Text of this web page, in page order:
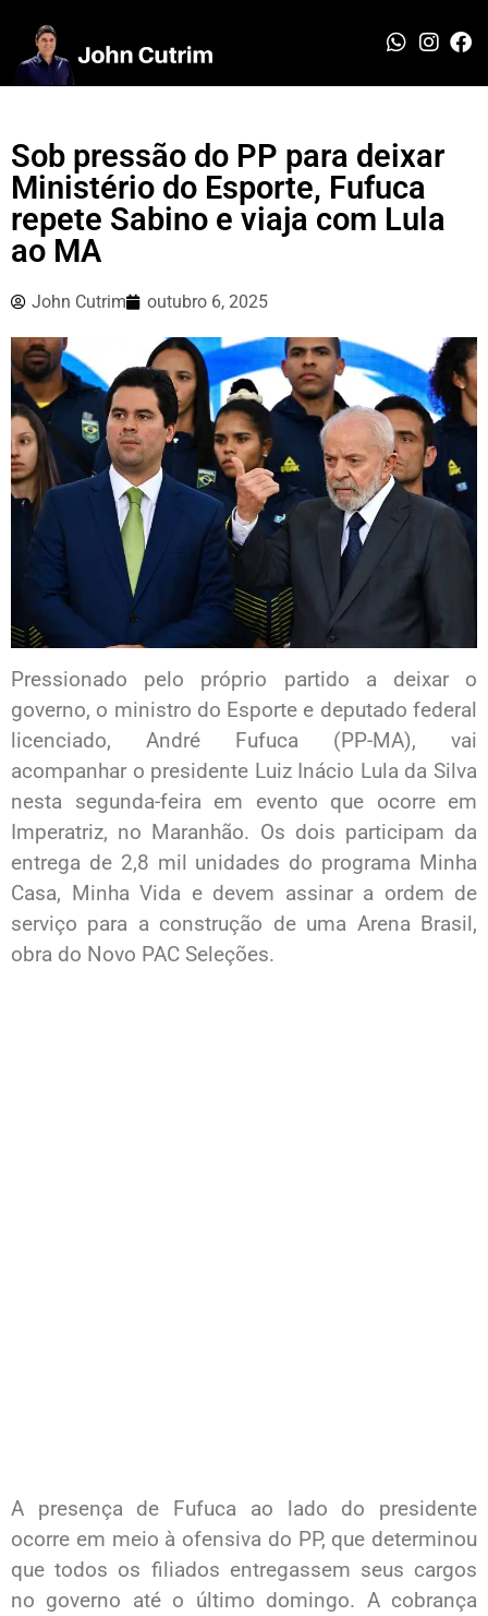
Sob pressão do PP para deixar
Ministério do Esporte, Fufuca
repete Sabino e viaja com Lula
ao MA
John Cutrim outubro 6, 2025
Pressionado pelo próprio partido a deixar o
governo, o ministro do Esporte e deputado federal
licenciado, André Fufuca (PP-MA), vai
acompanhar o presidente Luiz Inácio Lula da Silva
nesta segunda-feira em evento que ocorre em
Imperatriz, no Maranhão. Os dois participam da
entrega de 2,8 mil unidades do programa Minha
Casa, Minha Vida e devem assinar a ordem de
serviço para a construção de uma Arena Brasil,
obra do Novo PAC Seleções.
A presença de Fufuca ao lado do presidente
ocorre em meio à ofensiva do PP, que determinou
que todos os filiados entregassem seus cargos
no governo até o último domingo. A cobrança